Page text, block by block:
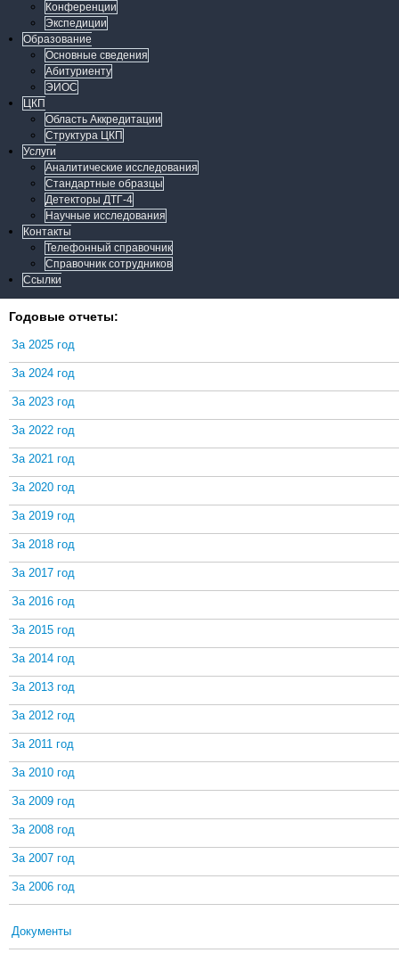
Конференции
Экспедиции
Образование
Основные сведения
Абитуриенту
ЭИОС
ЦКП
Область Аккредитации
Структура ЦКП
Услуги
Аналитические исследования
Стандартные образцы
Детекторы ДТГ-4
Научные исследования
Контакты
Телефонный справочник
Справочник сотрудников
Ссылки
Годовые отчеты:
За 2025 год
За 2024 год
За 2023 год
За 2022 год
За 2021 год
За 2020 год
За 2019 год
За 2018 год
За 2017 год
За 2016 год
За 2015 год
За 2014 год
За 2013 год
За 2012 год
За 2011 год
За 2010 год
За 2009 год
За 2008 год
За 2007 год
За 2006 год
Документы